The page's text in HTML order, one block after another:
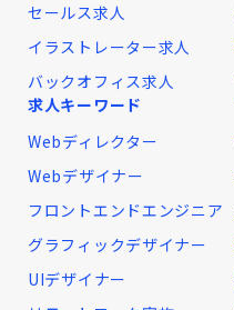
セールス求人
イラストレーター求人
バックオフィス求人
求人キーワード
Webディレクター
Webデザイナー
フロントエンドエンジニア
グラフィックデザイナー
UIデザイナー